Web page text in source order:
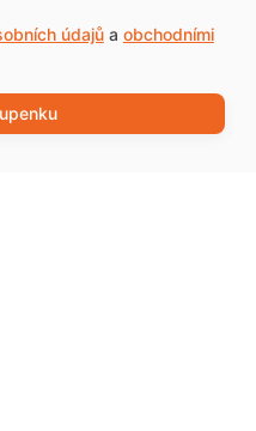
údajůa obchodními